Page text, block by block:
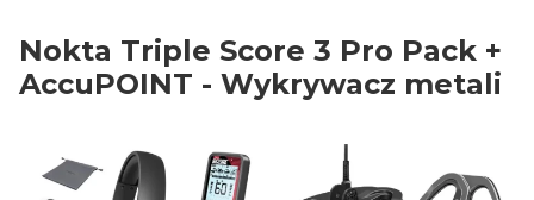
Nokta Triple Score 3 Pro Pack +
AccuPOINT - Wykrywacz metali